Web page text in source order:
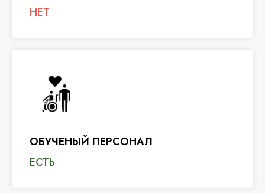
НЕТ
ОБУЧЕНЫЙ ПЕРСОНАЛ
ЕСТЬ